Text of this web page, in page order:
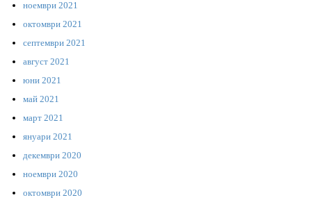
ноември 2021
октомври 2021
септември 2021
август 2021
юни 2021
май 2021
март 2021
януари 2021
декември 2020
ноември 2020
октомври 2020